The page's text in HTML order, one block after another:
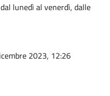
lunedì al venerdì, dalle
2023, 12:26